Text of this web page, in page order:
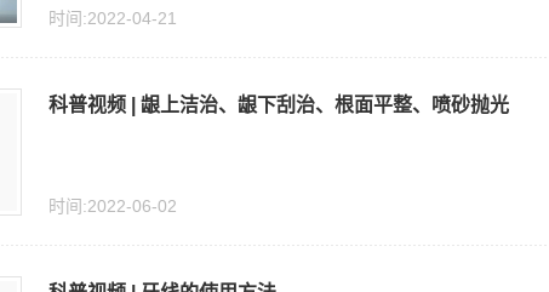
时间:2022-04-21
科普视频 | 龈上洁治、龈下刮治、根面平整、喷砂抛光
时间:2022-06-02